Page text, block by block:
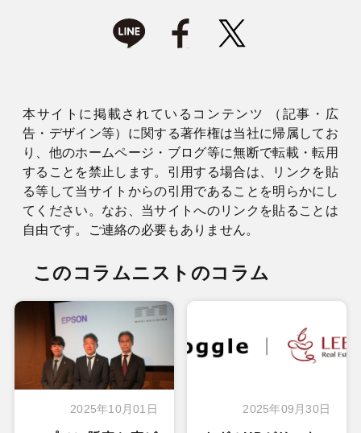
本サイトに掲載されているコンテンツ （記事・広
告・デザイン等）に関する著作権は当社に帰属してお
り、他のホームページ・ブログ等に無断で転載・転用
することを禁止します。引用する場合は、リンクを貼
る等して当サイトからの引用であることを明らかにし
てください。なお、当サイトへのリンクを貼ることは
自由です。ご連絡の必要もありません。
このコラムニストのコラム
2025年10月01日 2025年09月30日